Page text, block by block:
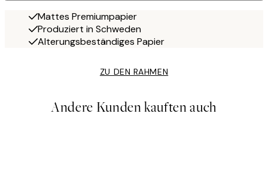
Mattes Premiumpapier
Produziert in Schweden
Alterungsbeständiges Papier
ZU DEN RAHMEN
Andere Kunden kauften auch